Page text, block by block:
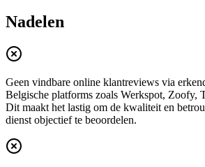
Nadelen
Geen vindbare online klantreviews via
Belgische platforms zoals Werkspot, Zoofy,
Dit maakt het lastig om de kwaliteit en
dienst objectief te beoordelen.